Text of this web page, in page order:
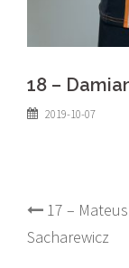
18 –
2019-10-07
Post
17 –
Sacharewicz